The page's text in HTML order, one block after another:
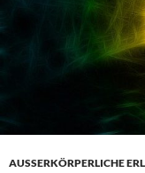
AUSSERKÖRPERLICHE